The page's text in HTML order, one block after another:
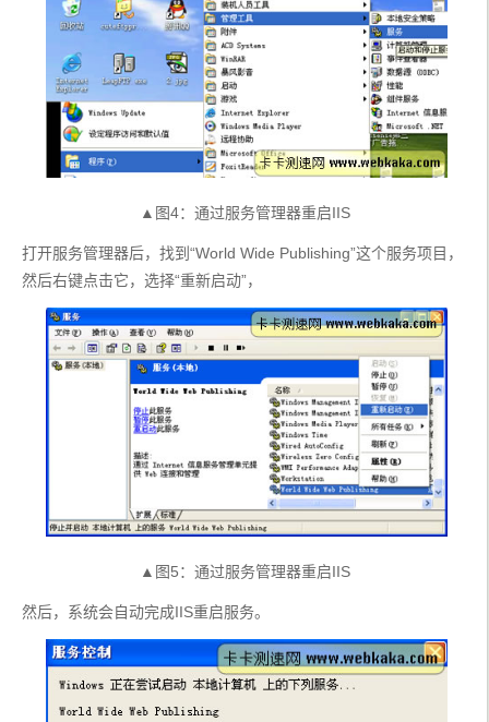
▲图4：通过服务管理器重启IIS
打开服务管理器后，找到“World Wide Publishing”这个服务项目，
然后右键点击它，选择“重新启动”，
▲图5：通过服务管理器重启IIS
然后，系统会自动完成IIS重启服务。